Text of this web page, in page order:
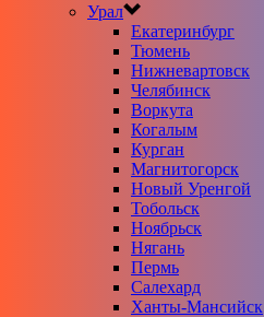
Урал
Екатеринбург
Тюмень
Нижневартовск
Челябинск
Воркута
Когалым
Курган
Магнитогорск
Новый Уренгой
Тобольск
Ноябрьск
Нягань
Пермь
Салехард
Ханты-Мансийск